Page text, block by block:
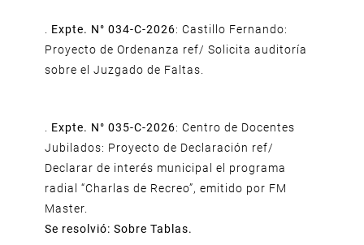
Expte. N° 034-C-2026: Castillo Fernando:
Proyecto de Ordenanza ref/ Solicita auditoría
sobre el Juzgado de Faltas.
Expte. N° 035-C-2026: Centro de Docentes
Jubilados: Proyecto de Declaración ref/
Declarar de interés municipal el programa
radial “Charlas de Recreo”, emitido por FM
Master.
Se resolvió: Sobre Tablas.